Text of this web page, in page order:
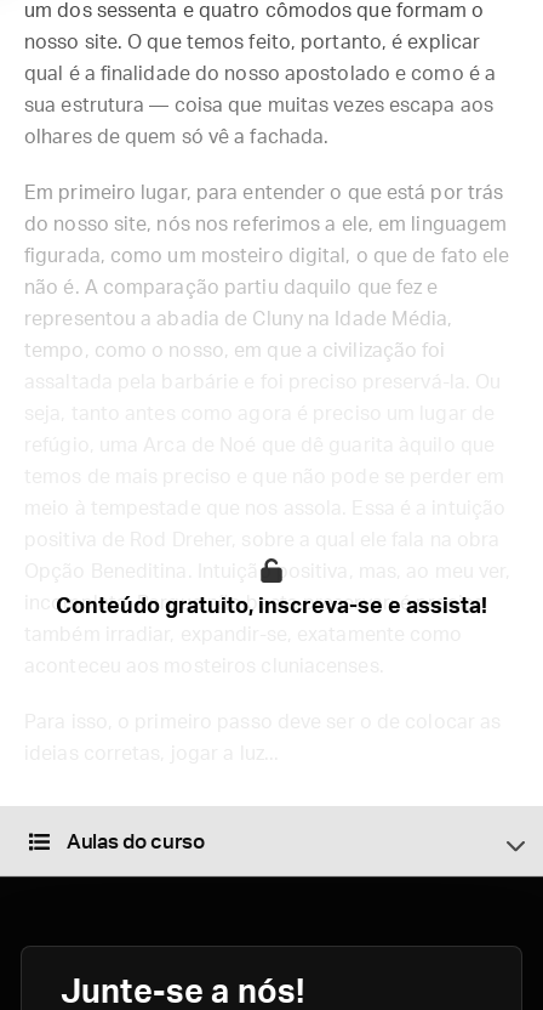
um dos sessenta e quatro cômodos que formam o
nosso site. O que temos feito, portanto, é explicar
qual é a finalidade do nosso apostolado e como é a
sua estrutura — coisa que muitas vezes escapa aos
olhares de quem só vê a fachada.
Em primeiro lugar, para entender o que está por trás
do nosso site, nós nos referimos a ele, em linguagem
figurada, como um mosteiro digital, o que de fato ele
não é. A comparação partiu daquilo que fez e
representou a abadia de Cluny na Idade Média,
tempo, como o nosso, em que a civilização foi
assaltada pela barbárie e foi preciso preservá-la. Ou
Opção Beneditina. Intuição positiva, mas, ao meu ver,
incompleta. Porque não basta preservar; é preciso
Conteúdo gratuito, inscreva-se e assista!
Aulas do curso
Junte-se a nós!